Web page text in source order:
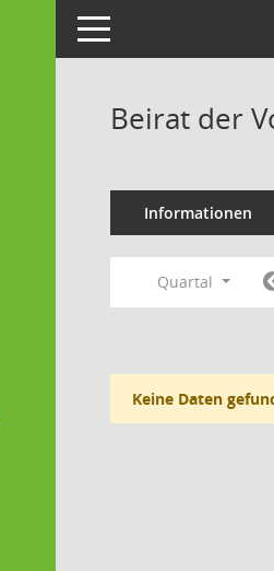
Toggle navigation
Beirat der
Informationen
Quartal
Keine Daten